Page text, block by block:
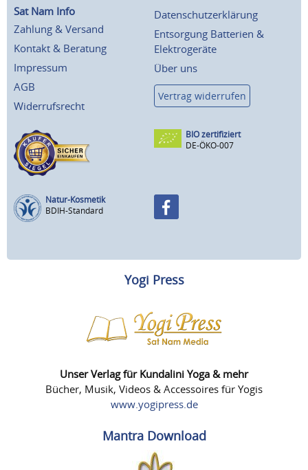
Sat Nam Info
Zahlung & Versand
Kontakt & Beratung
Impressum
AGB
Widerrufsrecht
Datenschutzerklärung
Entsorgung Batterien &
Elektrogeräte
Über uns
Vertrag widerrufen
BIO zertifiziert
DE-ÖKO-007
Natur-Kosmetik
BDIH-Standard
Yogi Press
Unser Verlag für Kundalini Yoga & mehr
Bücher, Musik, Videos & Accessoires für Yogis
www.yogipress.de
Mantra Download